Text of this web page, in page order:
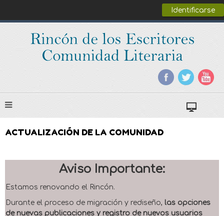
Identificarse
ACTUALIZACIÓN DE LA COMUNIDAD
Aviso Importante:
Estamos renovando el Rincón.
Durante el proceso de migración y rediseño, las opciones
de nuevas publicaciones y registro de nuevos usuarios